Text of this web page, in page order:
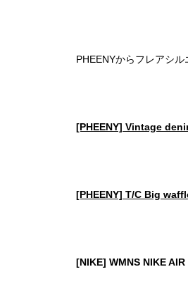
PHEENYからフレアシル
[PHEENY] Vintage
[PHEENY] T/C Big
[NIKE] WMNS NIKE